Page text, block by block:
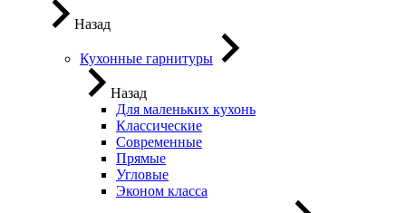
Назад
Кухонные гарнитуры
Назад
Для маленьких кухонь
Классические
Современные
Прямые
Угловые
Эконом класса